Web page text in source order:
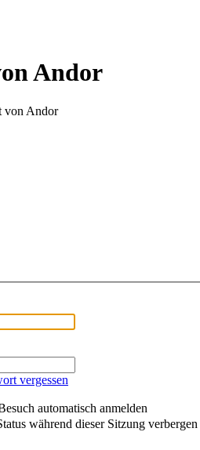
Andor
von Andor
vergessen
automatisch anmelden
während dieser Sitzung verbergen